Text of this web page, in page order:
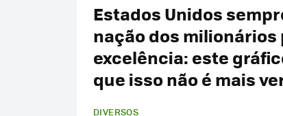
Estados Unidos
nação dos milionários
excelência: este
que isso não é mais
DIVERSOS